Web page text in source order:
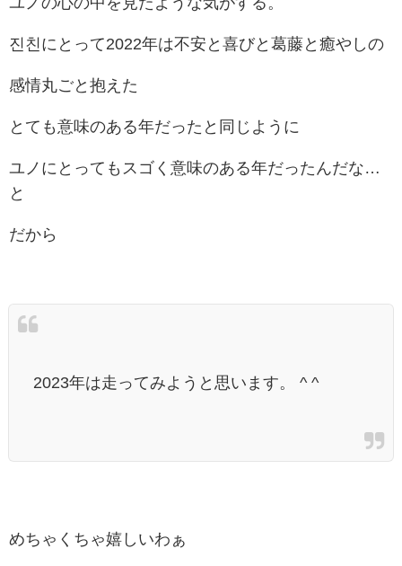
진친にとって2022年は不安と喜びと葛藤と癒やしの
感情丸ごと抱えた
とても意味のある年だったと同じように
ユノにとってもスゴく意味のある年だったんだな…
と
だから
2023年は走ってみようと思います。 ^ ^
めちゃくちゃ嬉しいわぁ